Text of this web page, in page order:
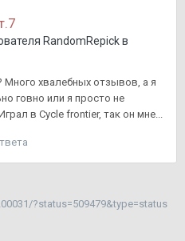
RandomRepickв
Много хвалебных отзывов, а я
говно или я просто не
в Cycle frontier, так он мне...
?status=509479&type=status